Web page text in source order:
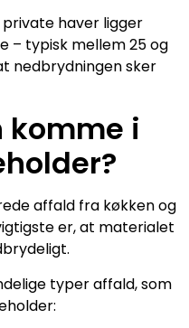
haver ligger
– typisk mellem 25 og
nedbrydningen sker
komme i
affald fra køkken og
er, at materialet
typer affald, som